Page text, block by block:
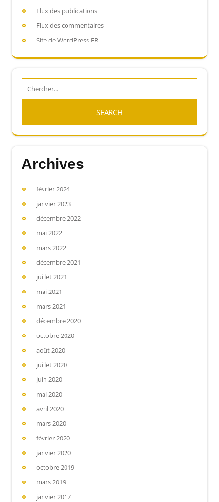
Flux des publications
Flux des commentaires
Site de WordPress-FR
Archives
février 2024
janvier 2023
décembre 2022
mai 2022
mars 2022
décembre 2021
juillet 2021
mai 2021
mars 2021
décembre 2020
octobre 2020
août 2020
juillet 2020
juin 2020
mai 2020
avril 2020
mars 2020
février 2020
janvier 2020
octobre 2019
mars 2019
janvier 2017